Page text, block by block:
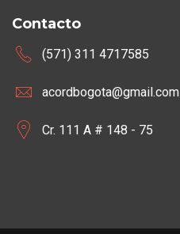
Contacto
(571) 311 4717585
acordbogota@gmail.com
Cr. 111 A # 148 - 75